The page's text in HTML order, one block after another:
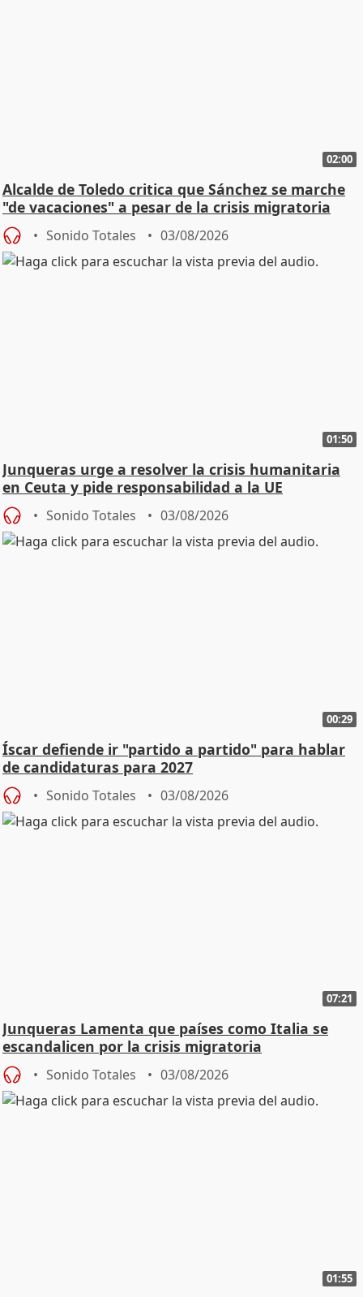
02:00
Alcalde de Toledo critica que Sánchez se marche
"de vacaciones" a pesar de la crisis migratoria
Sonido Totales 03/08/2026
01:50
Junqueras urge a resolver la crisis humanitaria
en Ceuta y pide responsabilidad a la UE
Sonido Totales 03/08/2026
00:29
Íscar defiende ir "partido a partido" para hablar
de candidaturas para 2027
Sonido Totales 03/08/2026
07:21
Junqueras Lamenta que países como Italia se
escandalicen por la crisis migratoria
Sonido Totales 03/08/2026
01:55